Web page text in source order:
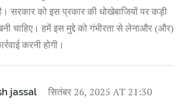
सरकार को इस प्रकार की धोखेबाजियों पर कड़ी
चाहिए। हमें इस मुद्दे को गंभीरता से लेनाऔर (और)
करनी होगी।
jassal सितंबर 26, 2025 AT 21:30